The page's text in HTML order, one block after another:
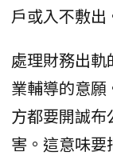
戶或入不敷出
處理財務出
業輔導的意
方都要開誠
害。這意味要